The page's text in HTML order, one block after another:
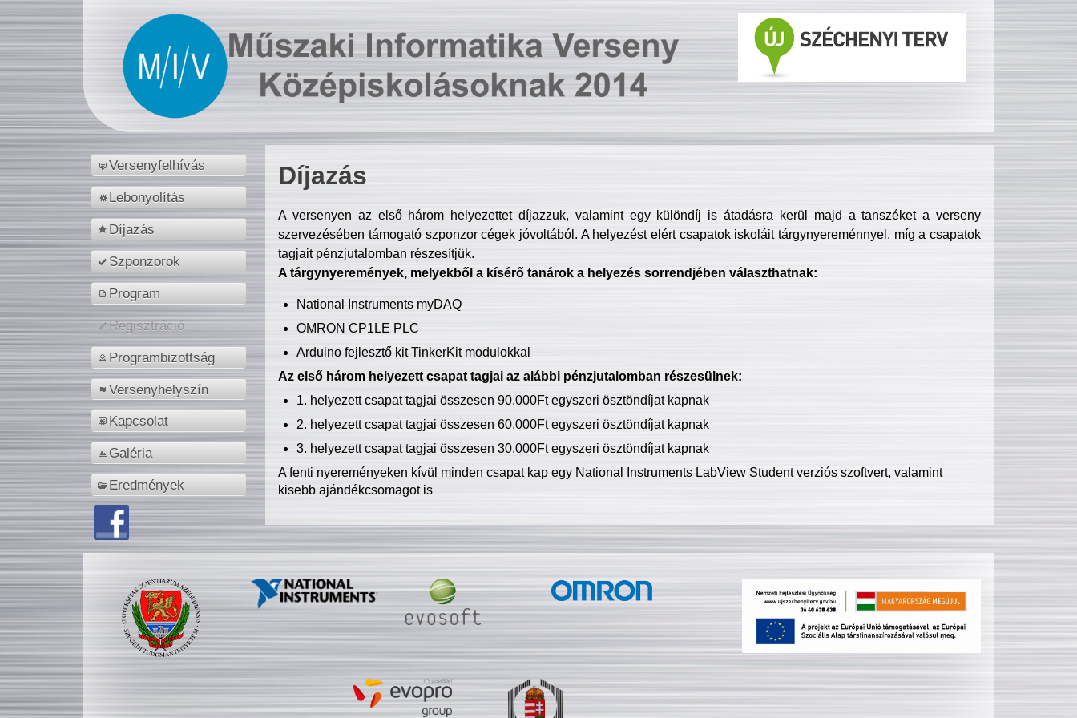
Versenyfelhívás
Lebonyolítás
Díjazás
Szponzorok
Program
Regisztráció
Programbizottság
Versenyhelyszín
Kapcsolat
Galéria
Eredmények
Díjazás
A versenyen az első három helyezettet díjazzuk, valamint egy különdíj is átadásra kerül majd a tanszéket a verseny
szervezésében támogató szponzor cégek jóvoltából. A helyezést elért csapatok iskoláit tárgynyereménnyel, míg a csapatok
tagjait pénzjutalomban részesítjük.
A tárgynyeremények, melyekből a kísérő tanárok a helyezés sorrendjében választhatnak:
National Instruments myDAQ
OMRON CP1LE PLC
Arduino fejlesztő kit TinkerKit modulokkal
Az első három helyezett csapat tagjai az alábbi pénzjutalomban részesülnek:
1. helyezett csapat tagjai összesen 90.000Ft egyszeri ösztöndíjat kapnak
2. helyezett csapat tagjai összesen 60.000Ft egyszeri ösztöndíjat kapnak
3. helyezett csapat tagjai összesen 30.000Ft egyszeri ösztöndíjat kapnak
A fenti nyereményeken kívül minden csapat kap egy National Instruments LabView Student verziós szoftvert, valamint
kisebb ajándékcsomagot is